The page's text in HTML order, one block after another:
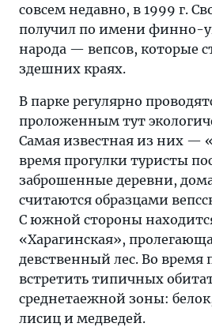
совсем недавно, в 1999 г.
получил по имени финно-
народа — вепсов, которые
здешних краях.
В парке регулярно
проложенным тут
Самая известная из них —
время прогулки туристы
заброшенные деревни,
считаются образцами
С южной стороны
«Харагинская»,
девственный лес. Во время
встретить типичных
среднетаежной зоны:
лисиц и медведей.